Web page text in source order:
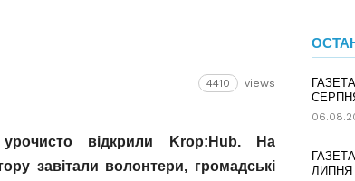
4410 views
вiдкрили Krop:Hub. На
завiтали волонтери, громадськi
ЛИПНЯ